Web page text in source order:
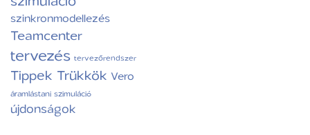
szinkronmodellezés
Teamcenter
tervezés tervezőrendszer
Tippek Trükkök Vero
áramlástani szimuláció
újdonságok